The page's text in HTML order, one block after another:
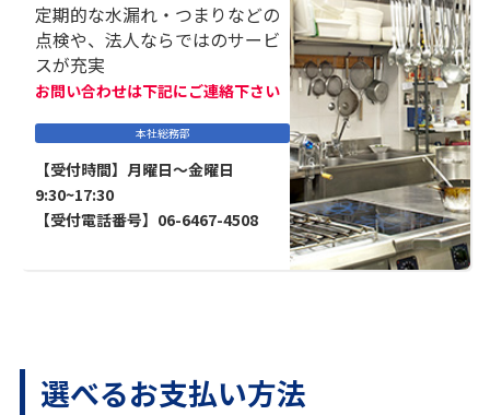
定期的な水漏れ・つまりなどの
点検や、法人ならではのサービ
スが充実
お問い合わせは下記にご連絡下さい
本社総務部
【受付時間】月曜日～金曜日
9:30~17:30
【受付電話番号】06-6467-4508
選べるお支払い方法